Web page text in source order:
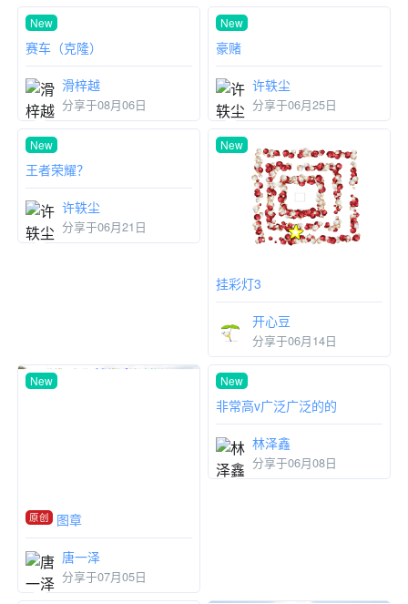
New
赛车️（克隆）
滑梓越
分享于08月06日
New
豪赌
许轶尘
分享于06月25日
New New
挂彩灯3
开心豆
分享于06月14日
New
原创 图章
唐一泽
分享于07月05日
New